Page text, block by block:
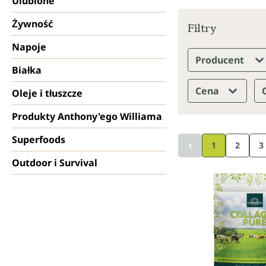
Żywność
Napoje
Białka
Oleje i tłuszcze
Produkty Anthony'ego Williama
Superfoods
Outdoor i Survival
Filtry
Producent
Cena
1 Strona
2 3